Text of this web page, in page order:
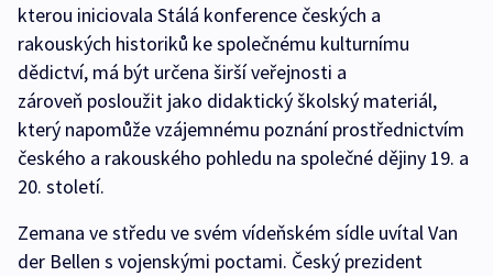
kterou iniciovala Stálá konference českých a
rakouských historiků ke společnému kulturnímu
dědictví, má být určena širší veřejnosti a
zároveň posloužit jako didaktický školský materiál,
který napomůže vzájemnému poznání prostřednictvím
českého a rakouského pohledu na společné dějiny 19. a
20. století.
Zemana ve středu ve svém vídeňském sídle uvítal Van
der Bellen s vojenskými poctami. Český prezident